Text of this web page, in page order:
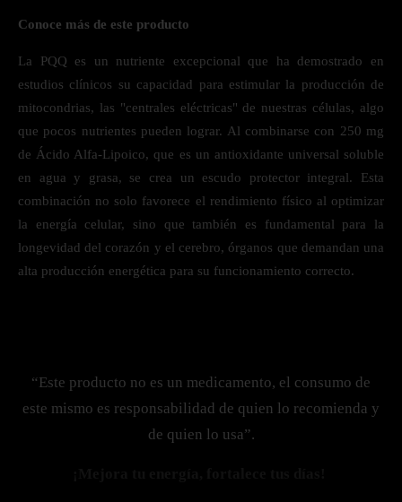
Conoce más de este producto
La PQQ es un nutriente excepcional que ha demostrado en
estudios clínicos su capacidad para estimular la producción de
mitocondrias, las "centrales eléctricas" de nuestras células, algo
que pocos nutrientes pueden lograr. Al combinarse con 250 mg
de Ácido Alfa-Lipoico, que es un antioxidante universal soluble
en agua y grasa, se crea un escudo protector integral. Esta
combinación no solo favorece el rendimiento físico al optimizar
la energía celular, sino que también es fundamental para la
longevidad del corazón y el cerebro, órganos que demandan una
alta producción energética para su funcionamiento correcto.
“Este producto no es un medicamento, el consumo de
este mismo es responsabilidad de quien lo recomienda y
de quien lo usa”.